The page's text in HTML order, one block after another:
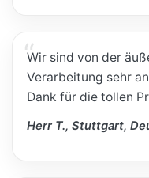
Wir sind von der
Verarbeitung sehr
Dank für die tollen
Herr T., Stuttgart,